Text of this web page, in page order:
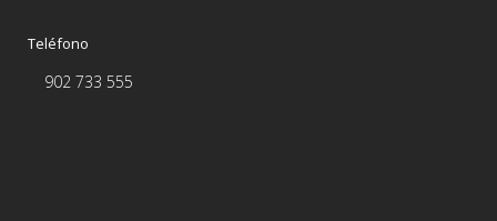
Teléfono
902 733 555